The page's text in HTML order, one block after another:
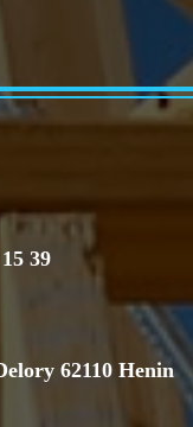
39
62110 Henin